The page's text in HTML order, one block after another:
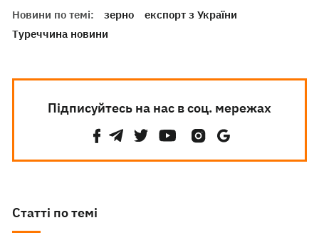
Новини по темі: зерно
експорт з України
Туреччина новини
Підписуйтесь на нас в соц. мережах
Статті по темі